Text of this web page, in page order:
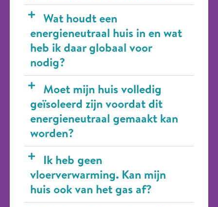
Wat houdt een
energieneutraal huis in en wat
heb ik daar globaal voor
nodig?
Moet mijn huis volledig
geïsoleerd zijn voordat dit
energieneutraal gemaakt kan
worden?
Ik heb geen
vloerverwarming. Kan mijn
huis ook van het gas af?